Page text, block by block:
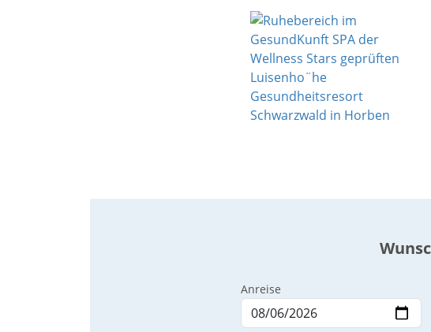
Anreise